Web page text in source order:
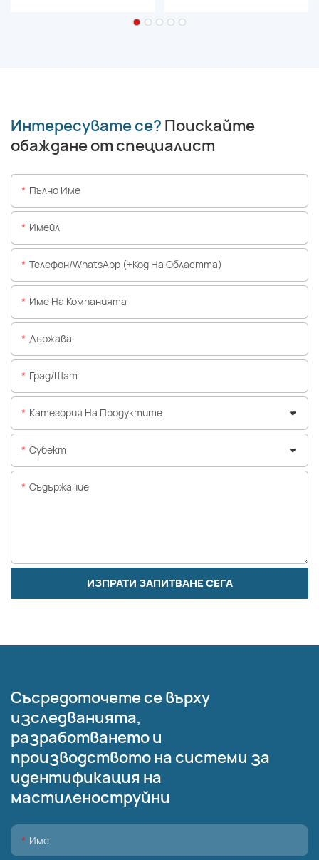
Интересувате се? Поискайте
обаждане от специалист
Пълно Име
Имейл
Телефон/WhatsApp (+Код На Областта)
Име На Компанията
Държава
Град/щат
Категория На Продуктите
Субект
Съдържание
ИЗПРАТИ ЗАПИТВАНЕ СЕГА
Съсредоточете се върху
изследванията,
разработването и
производството на системи за
идентификация на
мастиленоструйни
Име